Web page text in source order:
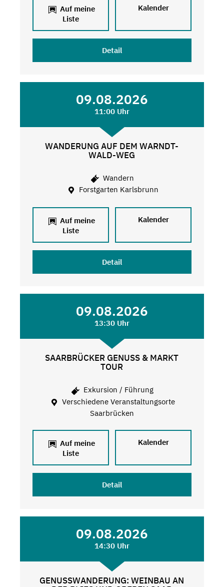
Auf meine
Liste
Kalender
Detail
09.08.2026
11:00 Uhr
WANDERUNG AUF DEM WARNDT-
WALD-WEG
Wandern
Forstgarten Karlsbrunn
Auf meine
Liste
Kalender
Detail
09.08.2026
13:30 Uhr
SAARBRÜCKER GENUSS & MARKT
TOUR
Exkursion / Führung
Verschiedene Veranstaltungsorte
Saarbrücken
Auf meine
Liste
Kalender
Detail
09.08.2026
14:30 Uhr
GENUSSWANDERUNG: WEINBAU AN